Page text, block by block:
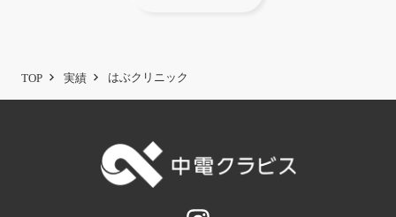
TOP 実績 はぶクリニック